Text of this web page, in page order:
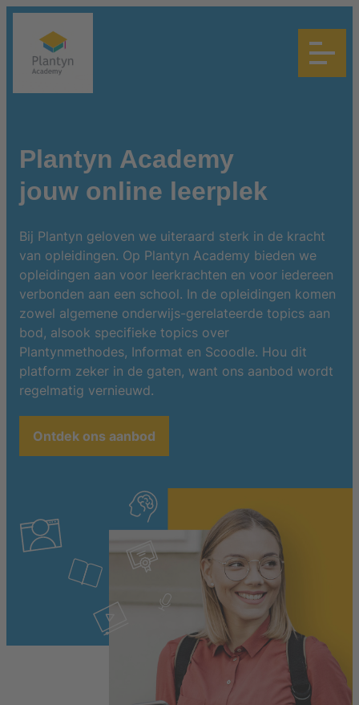
Plantyn Academy
jouw online leerplek
Bij Plantyn geloven we uiteraard sterk in de kracht
van opleidingen. Op Plantyn Academy bieden we
opleidingen aan voor leerkrachten en voor iedereen
verbonden aan een school. In de opleidingen komen
zowel algemene onderwijs-gerelateerde topics aan
bod, alsook specifieke topics over
Plantynmethodes, Informat en Scoodle. Hou dit
platform zeker in de gaten, want ons aanbod wordt
regelmatig vernieuwd.
Ontdek ons aanbod